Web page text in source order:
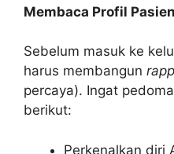
Membaca Profil Pasien
Sebelum masuk ke
harus membangun
percaya). Ingat
berikut:
Perkenalkan diri